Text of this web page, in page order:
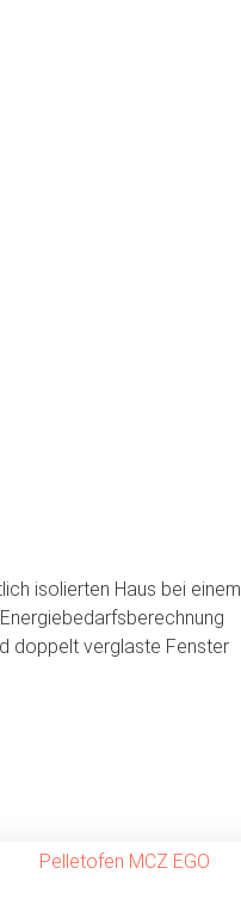
isolierten Haus bei einem
doppelt verglaste Fenster